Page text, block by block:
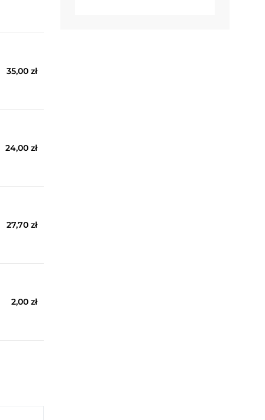
35,00 zł
24,00 zł
27,70 zł
2,00 zł